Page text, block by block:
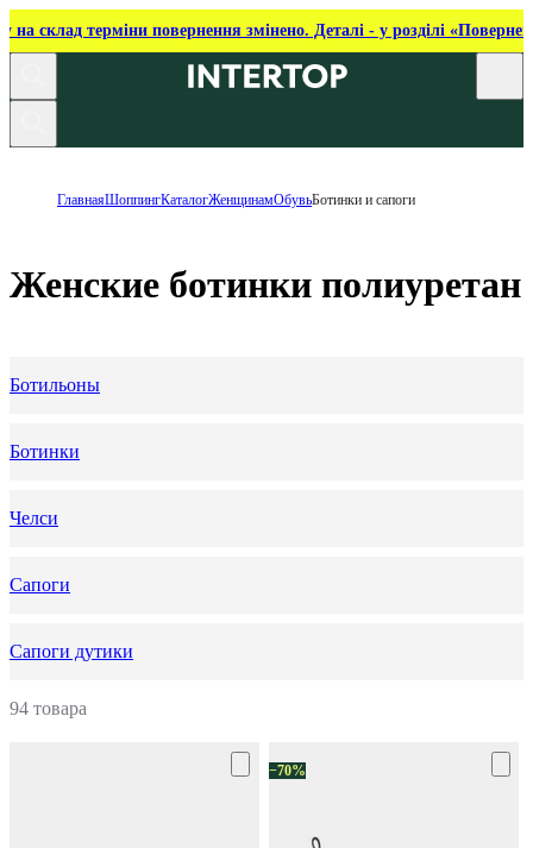
на склад терміни повернення змінено. Деталі - у розділі
ГлавнаяШоппингКаталогЖенщинамОбувьБотинки и сапоги
Женские ботинки полиуретан
Бoтильоны
Ботинки
Челси
Сапоги
Сапоги дутики
94 товара
−70%